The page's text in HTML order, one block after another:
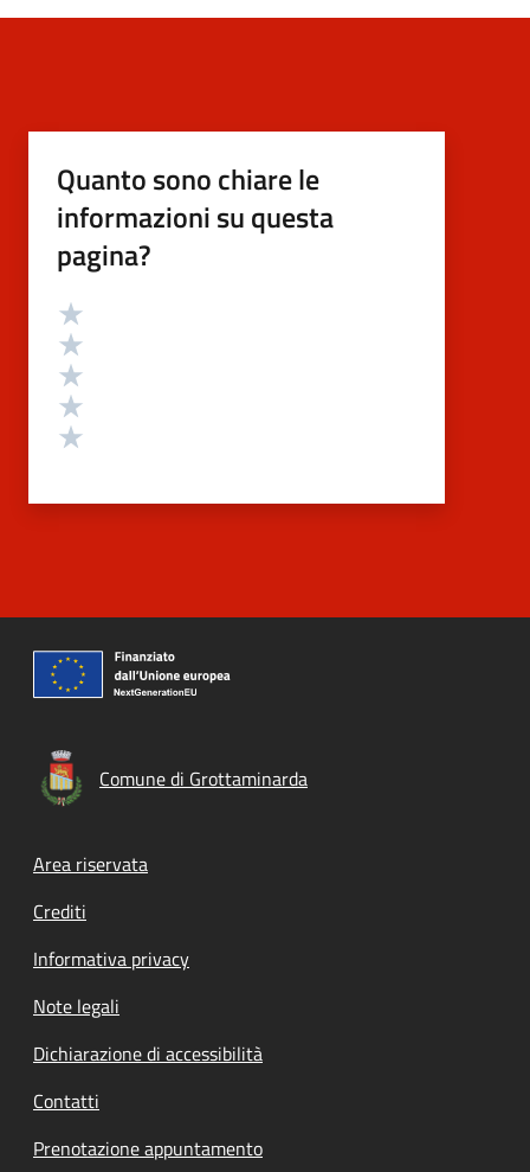
Quanto sono chiare le
informazioni su questa
pagina?
Valutazione
Comune di Grottaminarda
Footer menu
Area riservata
Crediti
Informativa privacy
Note legali
Dichiarazione di accessibilità
Contatti
Prenotazione appuntamento